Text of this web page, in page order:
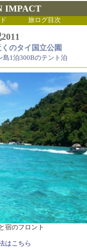
IMPACT
旅ログ目次
のタイ国立公園
島1泊300Bのテント泊
宿のフロント
はこちら